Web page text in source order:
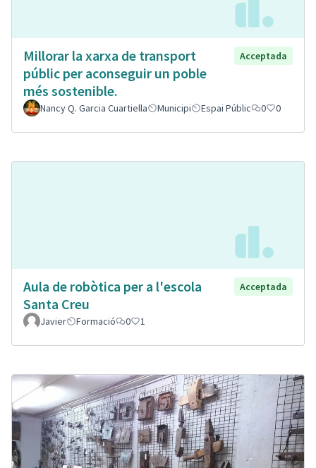
Millorar la xarxa de transport
públic per aconseguir un poble
més sostenible.
Acceptada
Nancy Q. Garcia Cuartiella Municipi Espai Públic 0 0
Aula de robòtica per a l'escola
Santa Creu
Acceptada
Javier Formació 0 1